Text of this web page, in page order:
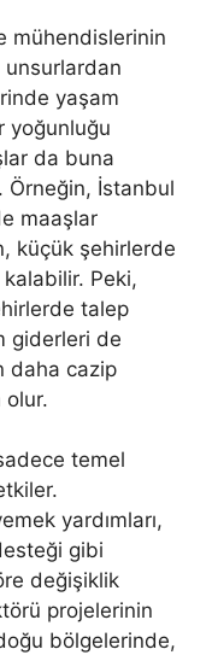
mühendislerinin
unsurlardan
yaşam
yoğunluğu
da buna
Örneğin, İstanbul
maaşlar
küçük şehirlerde
Peki,
talep
giderleri de
daha cazip
olur.
temel
yardımları,
gibi
değişiklik
projelerinin
bölgelerinde,